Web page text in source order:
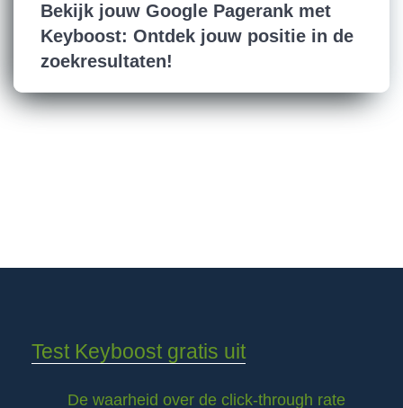
Bekijk jouw Google Pagerank met
Keyboost: Ontdek jouw positie in de
zoekresultaten!
Test Keyboost gratis uit
De waarheid over de click-through rate